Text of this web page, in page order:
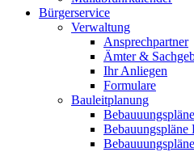
Bürgerservice
Verwaltung
Ansprechpartner
Ämter &
Ihr Anliegen
Formulare
Bauleitplanung
Bebauungspläne